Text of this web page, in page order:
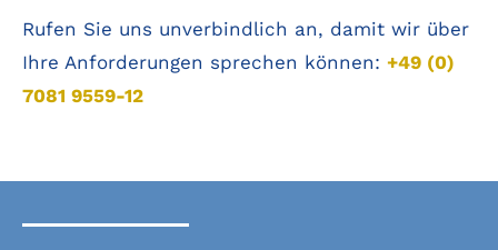
Rufen Sie uns unverbindlich an, damit wir über
Ihre Anforderungen sprechen können: +49 (0)
7081 9559-12